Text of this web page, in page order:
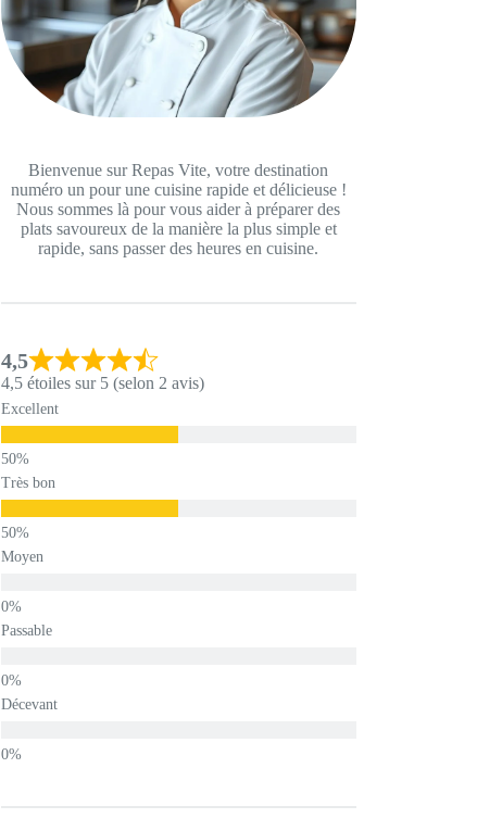
Bienvenue sur Repas Vite, votre destination
numéro un pour une cuisine rapide et délicieuse !
Nous sommes là pour vous aider à préparer des
plats savoureux de la manière la plus simple et
rapide, sans passer des heures en cuisine.
4,5
4,5 étoiles sur 5 (selon 2 avis)
Excellent
Très bon
Moyen
Passable
Décevant